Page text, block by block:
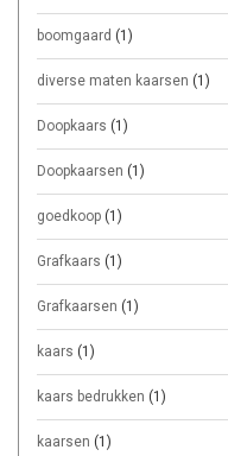
boomgaard (1)
diverse maten kaarsen (1)
Doopkaars (1)
Doopkaarsen (1)
goedkoop (1)
Grafkaars (1)
Grafkaarsen (1)
kaars (1)
kaars bedrukken (1)
kaarsen (1)